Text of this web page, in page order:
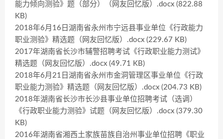
能力倾向测验》题（部分）（网友回忆版）.docx (822.88
KB)
2018年6月16日湖南省永州市宁远县事业单位《行政能力
职业测验》精选题（网友回忆版）.docx (229.67 KB)
2017年湖南省长沙市辅警招聘考试《行政职业能力测试》
精选题（网友回忆版）.docx (49.71 KB)
2018年6月21日湖南省永州市金洞管理区事业单位《行政
职业能力测验》精选题（网友回忆版）.docx (204.73 KB)
2018年湖南省长沙市长沙县事业单位招聘考试（选调）
《行政职业能力测验》试题（网友回忆版）.docx (379.30
KB)
2016年湖南省湘西土家族苗族自治州事业单位招聘《职业